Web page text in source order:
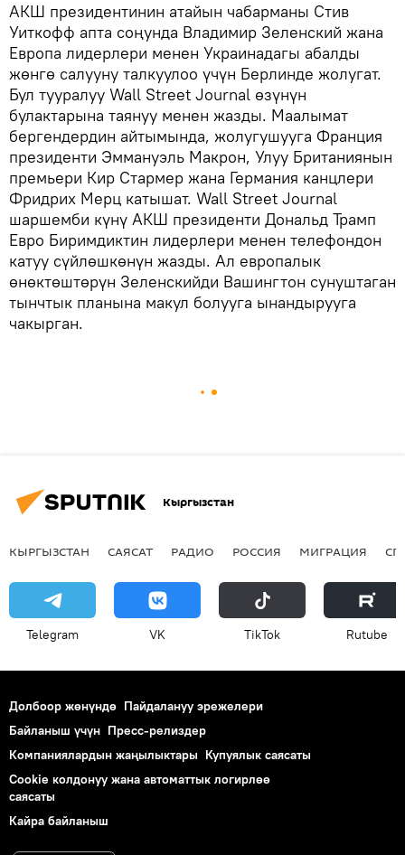
АКШ президентинин атайын чабарманы Стив
Уиткофф апта соңунда Владимир Зеленский жана
Европа лидерлери менен Украинадагы абалды
жөнгө салууну талкуулоо үчүн Берлинде жолугат.
Бул тууралуу Wall Street Journal өзүнүн
булактарына таянуу менен жазды. Маалымат
бергендердин айтымында, жолугушууга Франция
президенти Эммануэль Макрон, Улуу Британиянын
премьери Кир Стармер жана Германия канцлери
Фридрих Мерц катышат. Wall Street Journal
шаршемби күнү АКШ президенти Дональд Трамп
Евро Биримдиктин лидерлери менен телефондон
катуу сүйлөшкөнүн жазды. Ал европалык
өнөктөштөрүн Зеленскийди Вашингтон сунуштаган
тынчтык планына макул болууга ынандырууга
чакырган.
Кыргызстан
КЫРГЫЗСТАН САЯСАТ РАДИО РОССИЯ МИГРАЦИЯ
Telegram VK ТikТоk Rutube
Долбоор жөнүндө Пайдалануу эрежелери
Байланыш үчүн Пресс-релиздер
Компаниялардын жаңылыктары Купуялык саясаты
Cookie колдонуу жана автоматтык логирлөө
саясаты
Кайра байланыш